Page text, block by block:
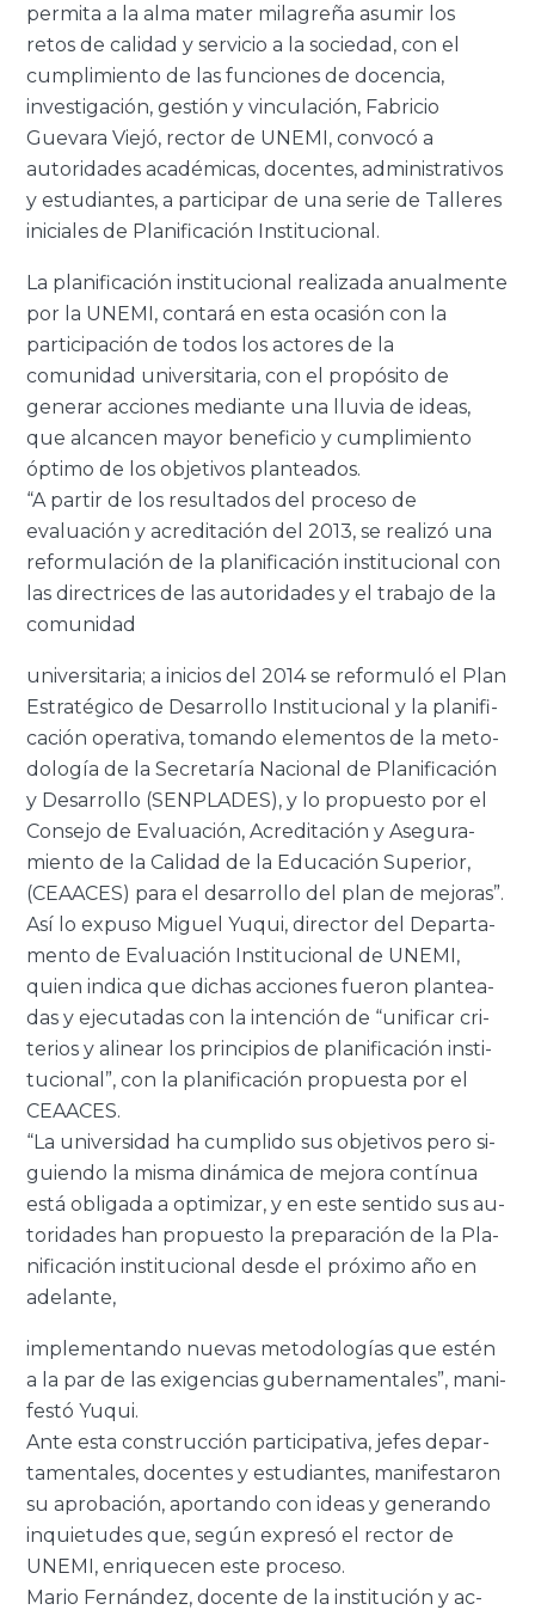
permita a la alma mater milagreña asumir los
retos de calidad y servicio a la sociedad, con el
cumplimiento de las funciones de docencia,
investigación, gestión y vinculación, Fabricio
Guevara Viejó, rector de UNEMI, convocó a
autoridades académicas, docentes, administrativos
y estudiantes, a participar de una serie de Talleres
iniciales de Planificación Institucional.
La planificación institucional realizada anualmente
por la UNEMI, contará en esta ocasión con la
participación de todos los actores de la
comunidad universitaria, con el propósito de
generar acciones mediante una lluvia de ideas,
que alcancen mayor beneficio y cumplimiento
óptimo de los objetivos planteados.
“A partir de los resultados del proceso de
evaluación y acreditación del 2013, se realizó una
reformulación de la planificación institucional con
las directrices de las autoridades y el trabajo de la
comunidad
uni­ver­si­ta­ria; a inicios del 2014 se re­for­mu­ló el Plan
Es­tra­té­gi­co de Desa­rro­llo Ins­ti­tu­cio­nal y la pla­ni­fi­
ca­ción ope­ra­ti­va, to­man­do ele­men­tos de la me­to­
do­lo­gía de la Se­cre­ta­ría Na­cio­nal de Pla­ni­fi­ca­ción
y Desa­rro­llo (SEN­PLA­DES), y lo pro­pues­to por el
Con­se­jo de Eva­lua­ción, Acre­di­ta­ción y Ase­gu­ra­
mien­to de la Ca­li­dad de la Edu­ca­ción Su­pe­rior,
(CEAA­CES) para el desa­rro­llo del plan de me­jo­ras”.
Así lo ex­pu­so Mi­guel Yuqui, di­rec­tor del De­par­ta­
men­to de Eva­lua­ción Ins­ti­tu­cio­nal de UNEMI,
quien in­di­ca que di­chas ac­cio­nes fue­ron plan­tea­
das y eje­cu­ta­das con la in­ten­ción de “uni­fi­car cri­
te­rios y ali­near los prin­ci­pios de pla­ni­fi­ca­ción ins­ti­
tu­cio­nal”, con la pla­ni­fi­ca­ción pro­pues­ta por el
CEAA­CES.
“La uni­ver­si­dad ha cum­pli­do sus ob­je­ti­vos pero si­
guien­do la misma di­ná­mi­ca de me­jo­ra con­tí­nua
está obli­ga­da a op­ti­mi­zar, y en este sen­ti­do sus au­
to­ri­da­des han pro­pues­to la pre­pa­ra­ción de la Pla­
ni­fi­ca­ción ins­ti­tu­cio­nal desde el pró­xi­mo año en
ade­lan­te,
im­ple­men­tan­do nue­vas me­to­do­lo­gías que estén
a la par de las exi­gen­cias gu­ber­na­men­ta­les”, ma­ni­
fes­tó Yuqui.
Ante esta cons­truc­ción par­ti­ci­pa­ti­va, jefes de­par­
ta­men­ta­les, do­cen­tes y es­tu­dian­tes, ma­ni­fes­ta­ron
su apro­ba­ción, apor­tan­do con ideas y ge­ne­ran­do
in­quie­tu­des que, según ex­pre­só el rec­tor de
UNEMI, en­ri­que­cen este pro­ce­so.
Mario Fer­nán­dez, do­cen­te de la ins­ti­tu­ción y ac­